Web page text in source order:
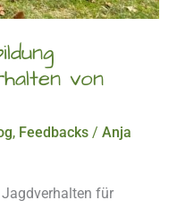
von
, Feedbacks / Anja
für